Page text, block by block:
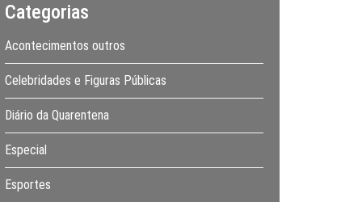
Categorias
Acontecimentos outros
Celebridades e Figuras Públicas
Diário da Quarentena
Especial
Esportes